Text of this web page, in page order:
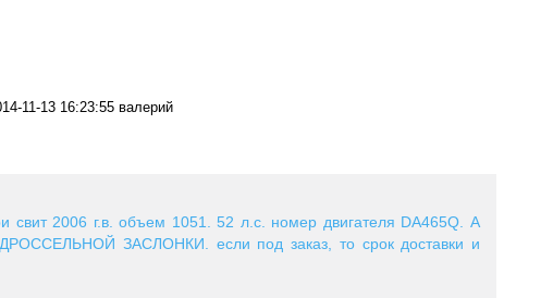
11-13 16:23:55 валерий
свит 2006 г.в. объем 1051. 52 л.с. номер двигателя DA465Q. А
ЗАСЛОНКИ. если под заказ, то срок доставки и